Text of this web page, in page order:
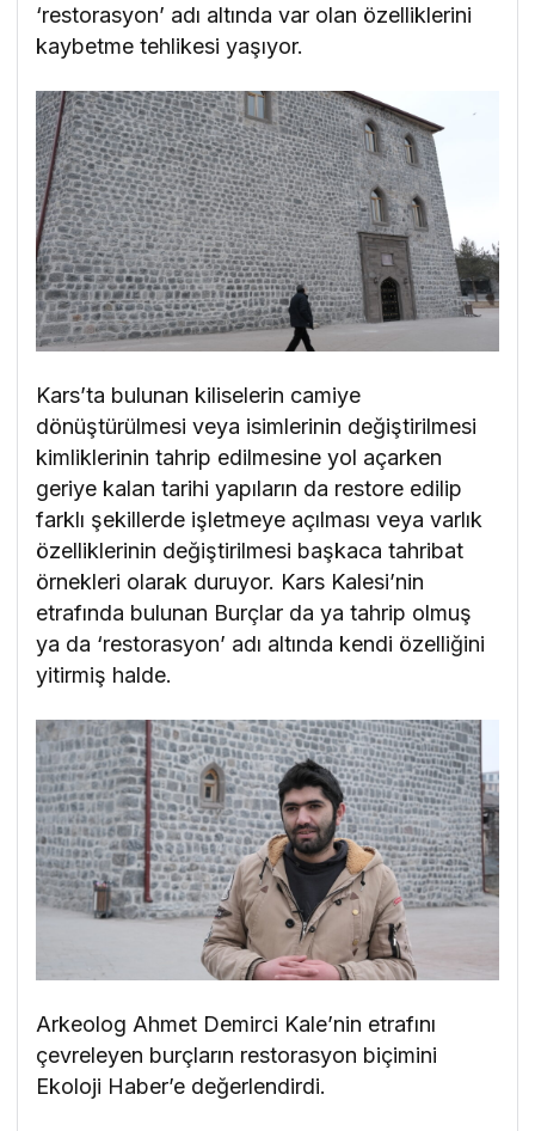
‘restorasyon’ adı altında var olan özelliklerini
kaybetme tehlikesi yaşıyor.
Kars’ta bulunan kiliselerin camiye
dönüştürülmesi veya isimlerinin değiştirilmesi
kimliklerinin tahrip edilmesine yol açarken
geriye kalan tarihi yapıların da restore edilip
farklı şekillerde işletmeye açılması veya varlık
özelliklerinin değiştirilmesi başkaca tahribat
örnekleri olarak duruyor. Kars Kalesi’nin
etrafında bulunan Burçlar da ya tahrip olmuş
ya da ‘restorasyon’ adı altında kendi özelliğini
yitirmiş halde.
Arkeolog Ahmet Demirci Kale’nin etrafını
çevreleyen burçların restorasyon biçimini
Ekoloji Haber’e değerlendirdi.